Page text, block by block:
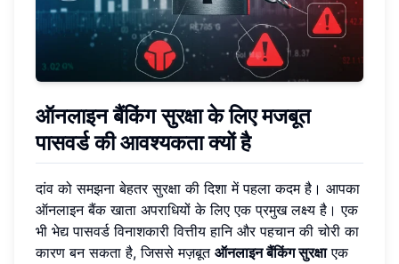
ऑनलाइन बैंकिंग सुरक्षा के लिए मजबूत
पासवर्ड की आवश्यकता क्यों है
दांव को समझना बेहतर सुरक्षा की दिशा में पहला कदम है। आपका
ऑनलाइन बैंक खाता अपराधियों के लिए एक प्रमुख लक्ष्य है। एक
भी भेद्य पासवर्ड विनाशकारी वित्तीय हानि और पहचान की चोरी का
कारण बन सकता है, जिससे मज़बूत ऑनलाइन बैंकिंग सुरक्षाएक